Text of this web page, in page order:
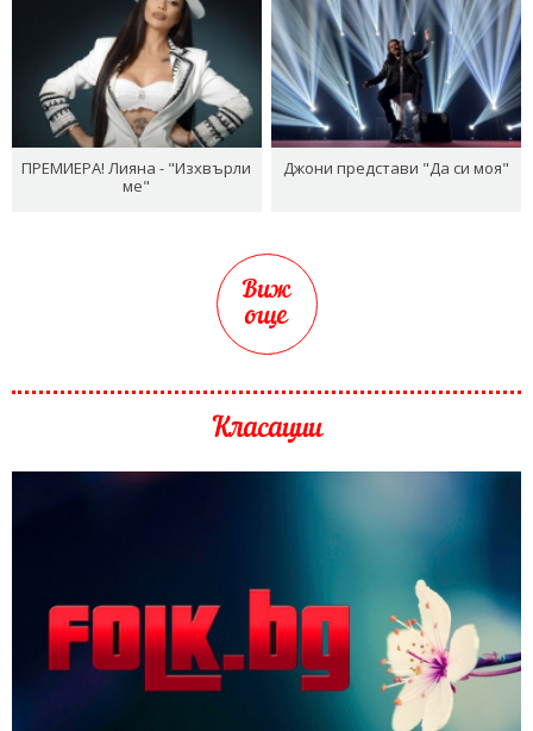
ПРЕМИЕРА! Лияна - "Изхвърли
ме"
Джони представи "Да си моя"
Виж
още
Класации